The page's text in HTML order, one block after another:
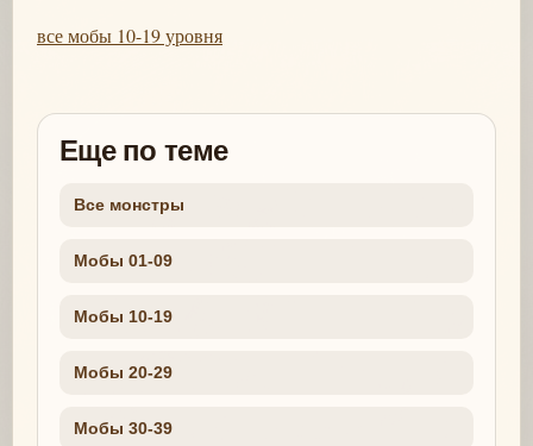
все мобы 10-19 уровня
Еще по теме
Все монстры
Мобы 01-09
Мобы 10-19
Мобы 20-29
Мобы 30-39